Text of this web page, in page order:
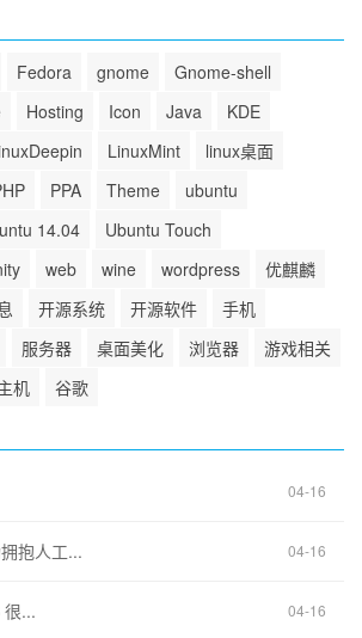
Fedora gnome
Gnome-shell
Hosting Icon Java
KDE
LinuxMint
linux桌面
PPA Theme
ubuntu
14.04
Ubuntu Touch
web wine wordpress
优麒麟
开源系统 开源软件
手机
服务器 桌面美化 浏览器
游戏相关
机 谷歌
04-16
抱人工... 04-16
... 04-16